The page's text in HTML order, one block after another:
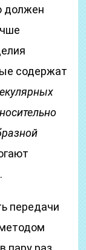
должен
содержат
передачи